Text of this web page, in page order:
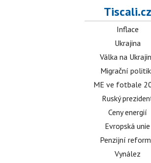
Tiscali.cz
Inflace
Ukrajina
Válka na
Migrační
ME ve fotbale
Ruský
Ceny energií
Evropská unie
Penzijní
Vynález